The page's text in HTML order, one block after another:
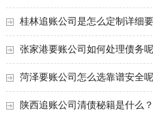
式更快呢？
桂林追账公司是怎么定制详细
账的技术！
张家港要账公司如何处理债务
法总结！
菏泽要账公司怎么选靠谱安全
决
陕西追账公司清债秘籍是什么